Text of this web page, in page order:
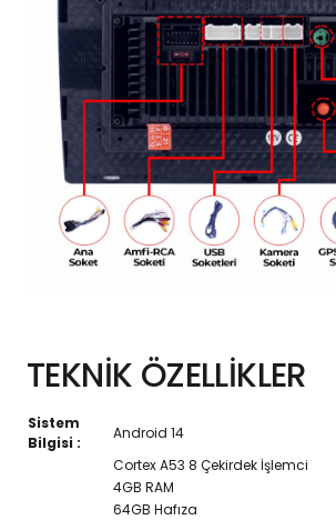
TEKNİK ÖZELLİKLER
Sistem
Bilgisi :
Android 14
Cortex A53 8 Çekirdek İşlemci
4GB RAM
64GB Hafıza